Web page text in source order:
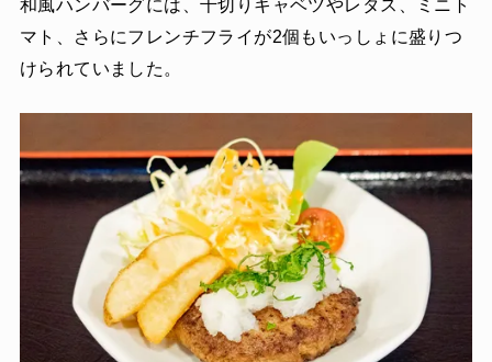
和風ハンバーグには、千切りキャベツやレタス、ミニト
マト、さらにフレンチフライが2個もいっしょに盛りつ
けられていました。